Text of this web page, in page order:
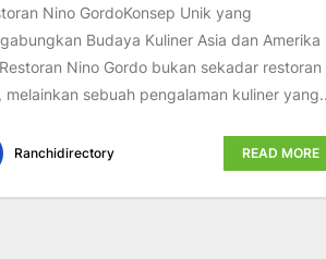
Nino GordoKonsep Unik yang
Budaya Kuliner Asia dan Amerika
Nino Gordo bukan sekadar restoran
melainkan sebuah pengalaman kuliner
Ranchidirectory READ MORE